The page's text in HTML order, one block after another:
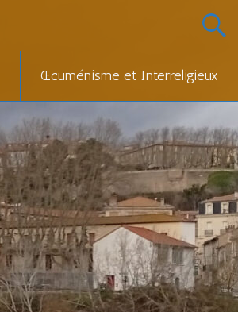
Œcuménisme et Interreligieux